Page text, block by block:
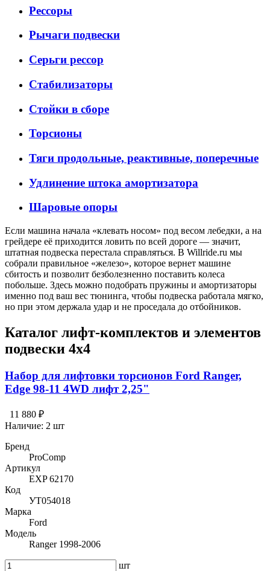
Рессоры
Рычаги подвески
Серьги рессор
Стабилизаторы
Стойки в сборе
Торсионы
Тяги продольные, реактивные, поперечные
Удлинение штока амортизатора
Шаровые опоры
Если машина начала «клевать носом» под весом лебедки, а на
грейдере её приходится ловить по всей дороге — значит,
штатная подвеска перестала справляться. В Willride.ru мы
собрали правильное «железо», которое вернет машине
сбитость и позволит безболезненно поставить колеса
побольше. Здесь можно подобрать пружины и амортизаторы
именно под ваш вес тюнинга, чтобы подвеска работала мягко,
но при этом держала удар и не проседала до отбойников.
Каталог лифт-комплектов и элементов
подвески 4х4
Набор для лифтовки торсионов Ford Ranger,
Edge 98-11 4WD лифт 2,25"
11 880 ₽
Наличие: 2 шт
Бренд
ProComp
Артикул
EXP 62170
Код
УТ054018
Марка
Ford
Модель
Ranger 1998-2006
шт